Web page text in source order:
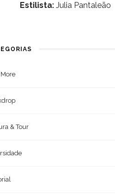
Estilista:Julia Pantaleão
More
& Tour